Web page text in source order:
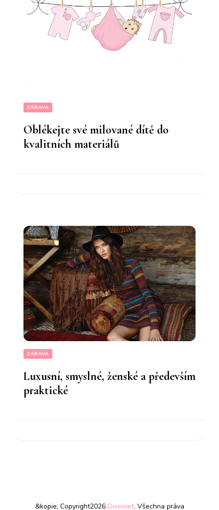
ZÁBAVA
Oblékejte své milované dítě do
kvalitních materiálů
ZÁBAVA
Luxusní, smyslné, ženské a především
praktické
&kopie; Copyright2026 Divernet. Všechna práva